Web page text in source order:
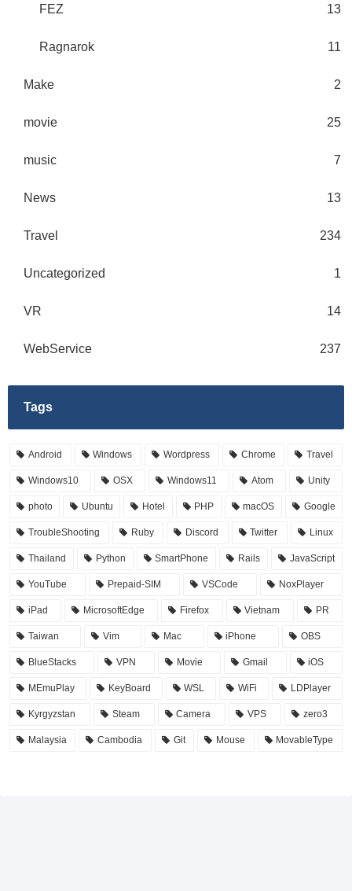
FEZ 13
Ragnarok 11
Make 2
movie 25
music 7
News 13
Travel 234
Uncategorized 1
VR 14
WebService 237
Tags
Android Windows Wordpress Chrome Travel
Windows10 OSX Windows11 Atom Unity
photo Ubuntu Hotel PHP macOS Google
TroubleShooting Ruby Discord Twitter Linux
Thailand Python SmartPhone Rails JavaScript
YouTube Prepaid-SIM VSCode NoxPlayer
iPad MicrosoftEdge Firefox Vietnam PR
Taiwan Vim Mac iPhone OBS
BlueStacks VPN Movie Gmail iOS
MEmuPlay KeyBoard WSL WiFi LDPlayer
Kyrgyzstan Steam Camera VPS zero3
Malaysia Cambodia Git Mouse MovableType